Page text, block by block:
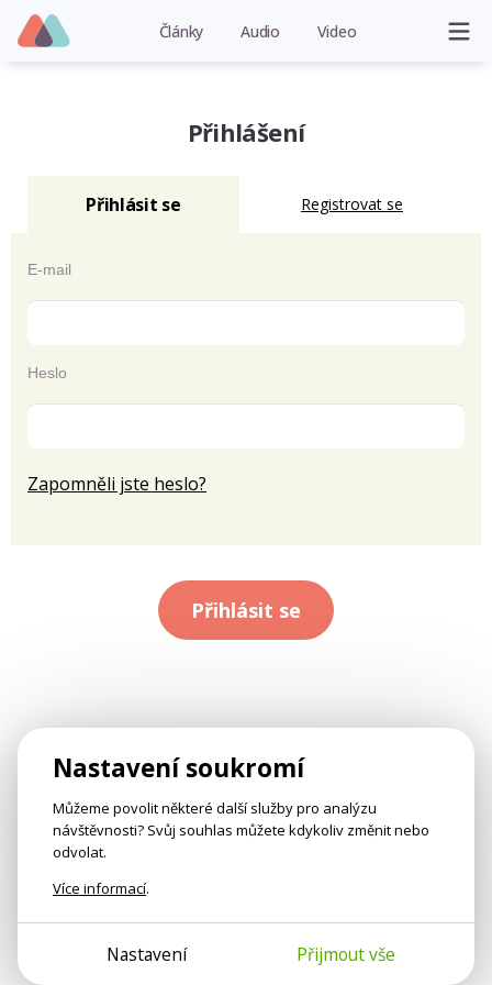
Články Audio Video
Přihlášení
Přihlásit se Registrovat se
E-mail
Heslo
Zapomněli jste heslo?
Přihlásit se
Nastavení soukromí
Můžeme povolit některé další služby pro analýzu
návštěvnosti? Svůj souhlas můžete kdykoliv změnit nebo
odvolat.
Více informací.
Nastavení Přijmout vše